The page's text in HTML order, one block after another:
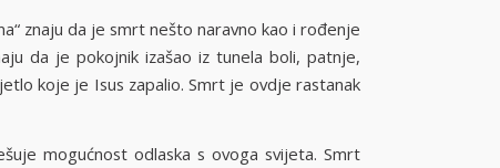
znaju da je smrt nešto naravno kao i rođenje
da je pokojnik izašao iz tunela boli, patnje,
koje je Isus zapalio. Smrt je ovdje rastanak
mogućnost odlaska s ovoga svijeta. Smrt